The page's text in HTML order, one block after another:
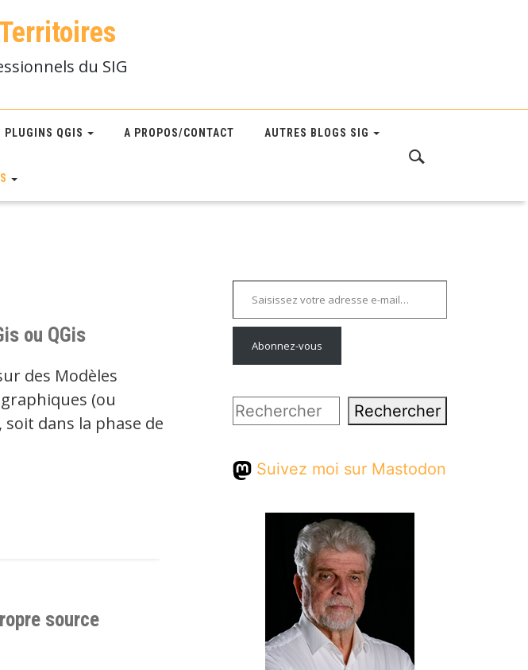
du SIG
PLUGINS QGIS A PROPOS/CONTACT AUTRES BLOGS SIG
ou QGis
des Modèles
(ou
dans la phase de
source
Saisissez votre adresse e-mail…
Abonnez-vous
Rechercher Rechercher
Suivez moi sur Mastodon